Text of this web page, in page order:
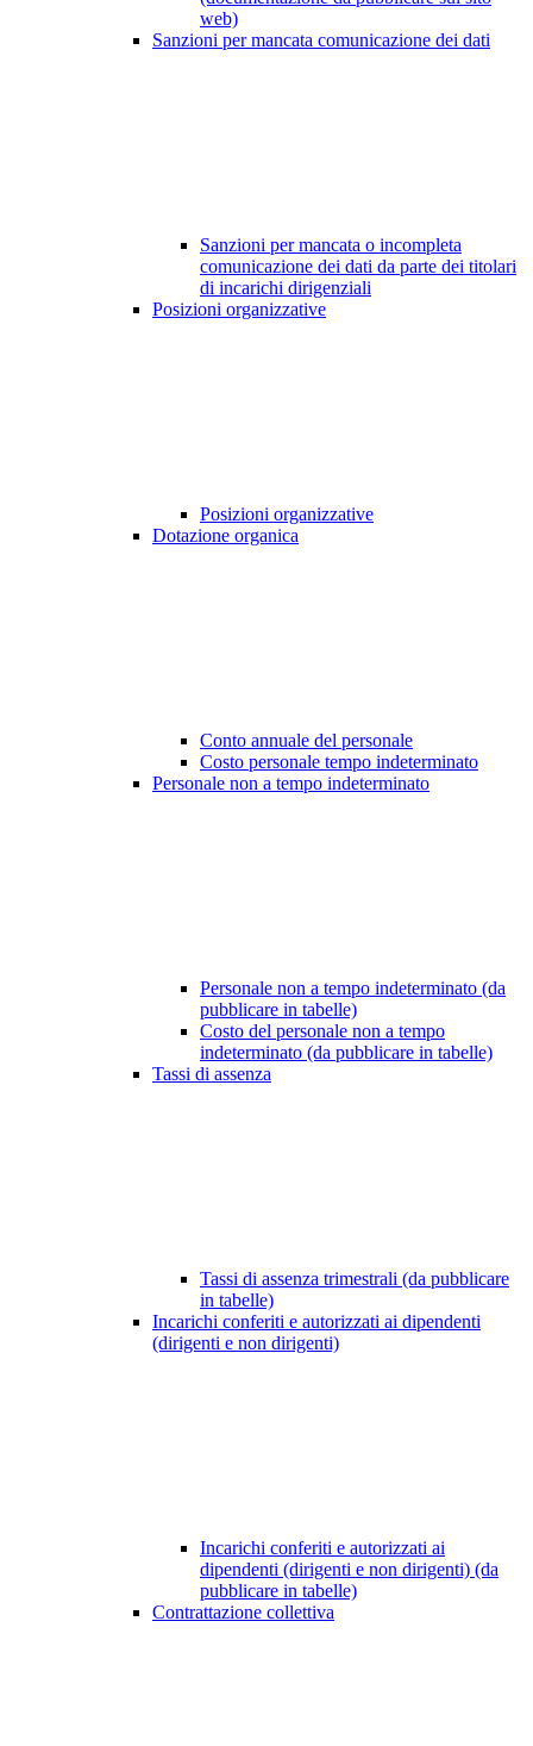
web)
Sanzioni per mancata comunicazione dei dati
Sanzioni per mancata o incompleta
comunicazione dei dati da parte dei titolari
di incarichi dirigenziali
Posizioni organizzative
Posizioni organizzative
Dotazione organica
Conto annuale del personale
Costo personale tempo indeterminato
Personale non a tempo indeterminato
Personale non a tempo indeterminato (da
pubblicare in tabelle)
Costo del personale non a tempo
indeterminato (da pubblicare in tabelle)
Tassi di assenza
Tassi di assenza trimestrali (da pubblicare
in tabelle)
Incarichi conferiti e autorizzati ai dipendenti
(dirigenti e non dirigenti)
Incarichi conferiti e autorizzati ai
dipendenti (dirigenti e non dirigenti) (da
pubblicare in tabelle)
Contrattazione collettiva